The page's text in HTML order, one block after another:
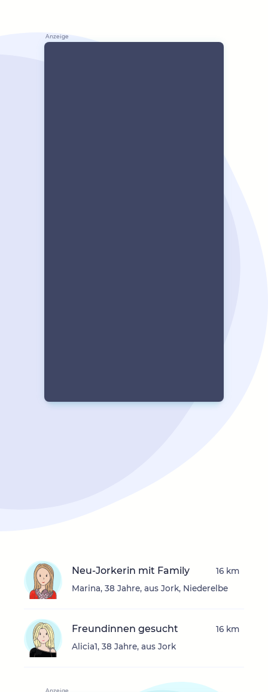
Neu-Jorkerin mit Family
Marina, 38 Jahre, aus Jork, Niederelbe
16 km
Freundinnen gesucht
Alicia1, 38 Jahre, aus Jork
16 km